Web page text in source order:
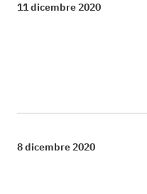
11 dicembre 2020
8 dicembre 2020